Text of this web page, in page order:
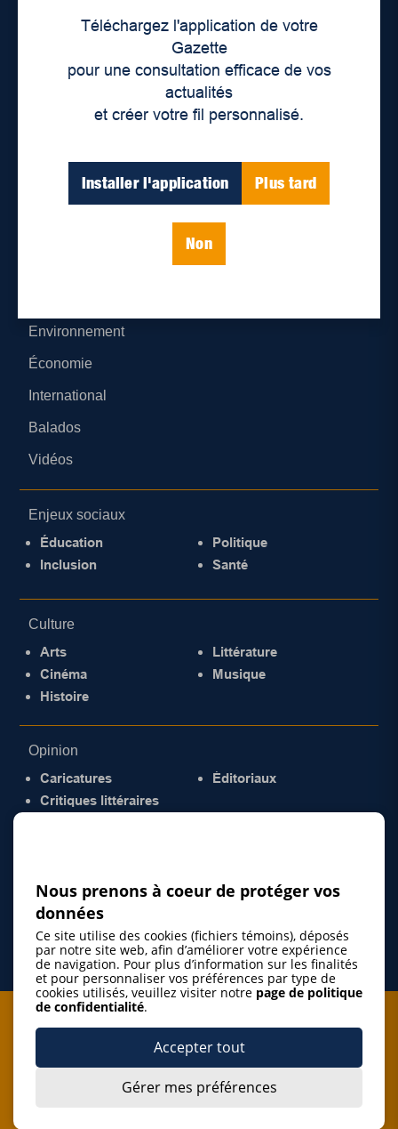
Téléchargez l'application de votre
Gazette
pour une consultation efficace de vos
actualités
et créer votre fil personnalisé.
Installer l'application Plus tard
Non
Déontologie et confidentialité
Parutions numériques
Environnement
Économie
International
Balados
Vidéos
Enjeux sociaux
Éducation
Inclusion
Politique
Santé
Culture
Arts
Cinéma
Histoire
Littérature
Musique
Opinion
Caricatures
Critiques littéraires
Éditoriaux
Je m'abonne à l'infolettre
J’accepte de m’abonner à l’infolettre de La Gazette de la
Nous prenons à coeur de protéger vos
données
Ce site utilise des cookies (fichiers témoins), déposés
par notre site web, afin d’améliorer votre expérience
de navigation. Pour plus d’information sur les finalités
et pour personnaliser vos préférences par type de
cookies utilisés, veuillez visiter notre page de politique
de confidentialité.
Accepter tout
Gérer mes préférences